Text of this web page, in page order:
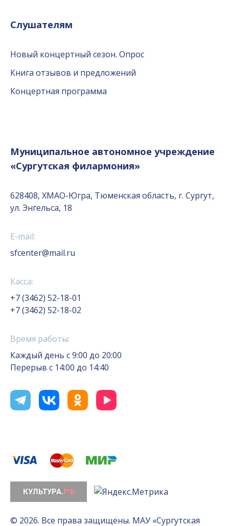
Слушателям
Новый концертный сезон. Опрос
Книга отзывов и предложений
Концертная программа
Муниципальное автономное учреждение
«Сургутская филармония»
628408, ХМАО-Югра, Тюменская область, г. Сургут,
ул. Энгельса, 18
E-mail:
sfcenter@mail.ru
Касса:
+7 (3462) 52-18-01
+7 (3462) 52-18-02
Время работы:
Каждый день с 9:00 до 20:00
Перерыв с 14:00 до 14:40
© 2026. Все права защищены. МАУ «Сургутская